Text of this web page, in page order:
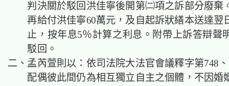
判決關於駁回洪佳寧後開第㈡項之訴部分廢棄
再給付洪佳寧60萬元，及自起訴狀繕本送達翌
止，按年息5％計算之利息。 附帶上訴答辯聲
駁回。
二、孟芮萱則以：依司法院大法官會議釋字第748
配偶彼此間仍為相互獨立自主之個體，不因婚